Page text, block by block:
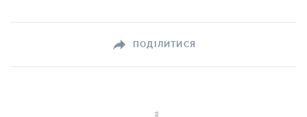
ПОДІЛИТИСЯ